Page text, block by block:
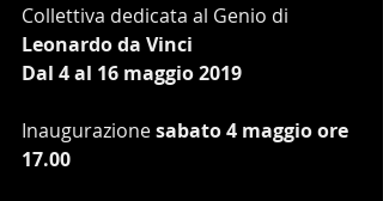
Collettiva dedicata al Genio di
Leonardo da Vinci
Dal 4 al 16 maggio 2019
Inaugurazione sabato 4 maggio ore
17.00